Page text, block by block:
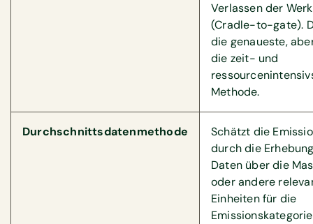
Verlassen der
(Cradle-to-gate).
die genaueste,
die zeit- und
Methode.
Durchschnittsdatenmethode
Schätzt die
durch die
Daten über die
oder andere
Einheiten für die